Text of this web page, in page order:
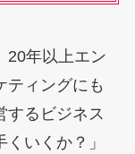
20年以上エン
ティングにも
するビジネス
いくか？」